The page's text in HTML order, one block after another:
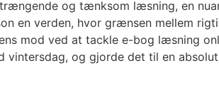
og tænksom læsning, en
en verden, hvor grænsen mellem
mod ved at tackle e-bog læsning
vintersdag, og gjorde det til en